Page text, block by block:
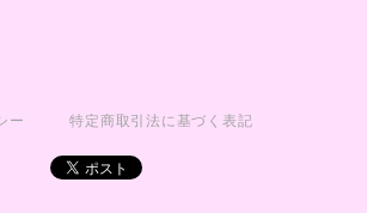
ー 特定商取引法に基づく表記